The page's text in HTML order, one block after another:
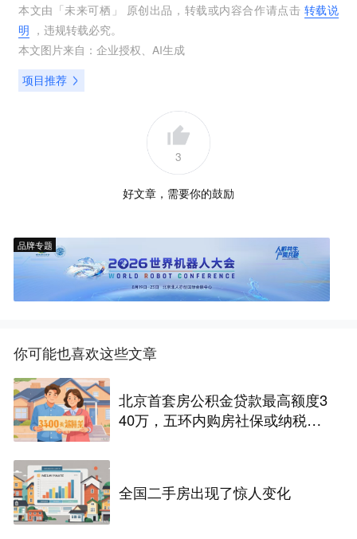
本文由「未来可栖 」 原创出品，转载或内容合作请点击 转载说
明 ，违规转载必究。
本文图片来自： 企业授权、 AI生成
项目推荐
3
好文章，需要你的鼓励
品牌专题
你可能也喜欢这些文章
北京首套房公积金贷款最高额度3
40万，五环内购房社保或纳税满
全国二手房出现了惊人变化